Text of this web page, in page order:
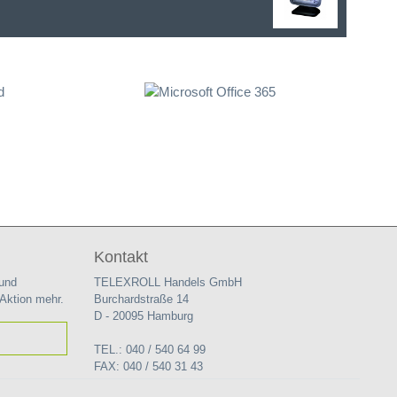
mehr.
Kontakt
TELEXROLL Handels GmbH
Burchardstraße 14
D - 20095 Hamburg
TEL.: 040 / 540 64 99
FAX: 040 / 540 31 43